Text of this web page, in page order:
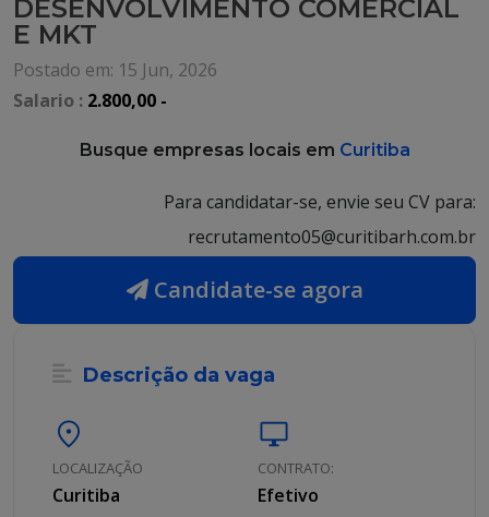
DESENVOLVIMENTO COMERCIAL
E MKT
Postado em: 15 Jun, 2026
Salario : 2.800,00 -
Busque empresas locais em Curitiba
Para candidatar-se, envie seu CV para:
recrutamento05@curitibarh.com.br
Candidate-se agora
Descrição da vaga
location_on
LOCALIZAÇÃO
Curitiba
desktop_windows
CONTRATO:
Efetivo